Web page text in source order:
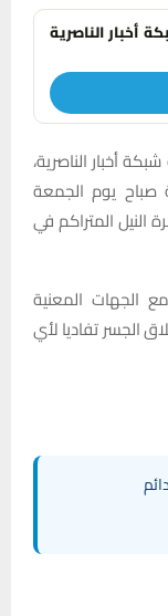
أخبار الناصرية
أخبار الناصرية،
يوم الجمعة
النيل المتراكم في
الجهات المعنية
الجسر تفاديا لأي